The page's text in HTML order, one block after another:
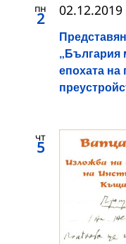
пн
2
епохата на
02.12.2019
чт
5